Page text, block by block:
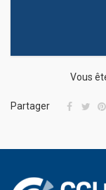
Vous
Partager